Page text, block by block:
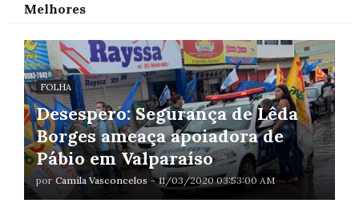
Melhores
FOLHA
Desespero: Segurança de Lêda
Borges ameaça apoiadora de
Pábio em Valparaíso
por Camila Vasconcelos - 11/03/2020 03:53:00 AM